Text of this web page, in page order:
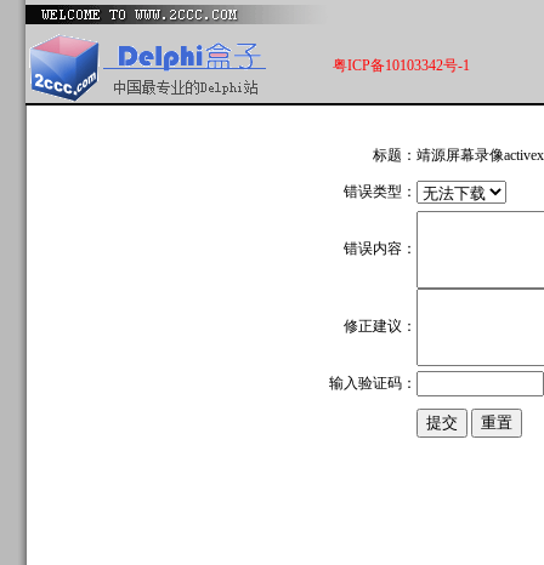
粤ICP备10103342号-1
标题： 靖源屏幕录像
错误类型：
错误内容：
修正建议：
输入验证码：